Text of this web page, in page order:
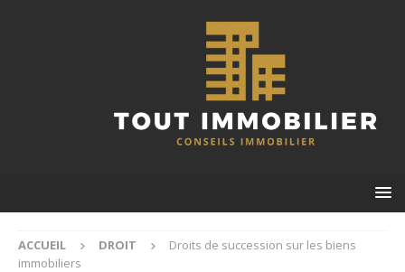
ACCUEIL DROIT
Droits de succession sur les biens
immobiliers